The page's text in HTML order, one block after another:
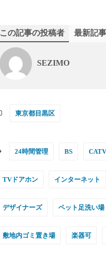
この記事の投稿者 最新記事
SEZIMO
東京都目黒区
24時間管理 BS CATV
TVドアホン インターネット
デザイナーズ ペット足洗い場
敷地内ゴミ置き場 楽器可